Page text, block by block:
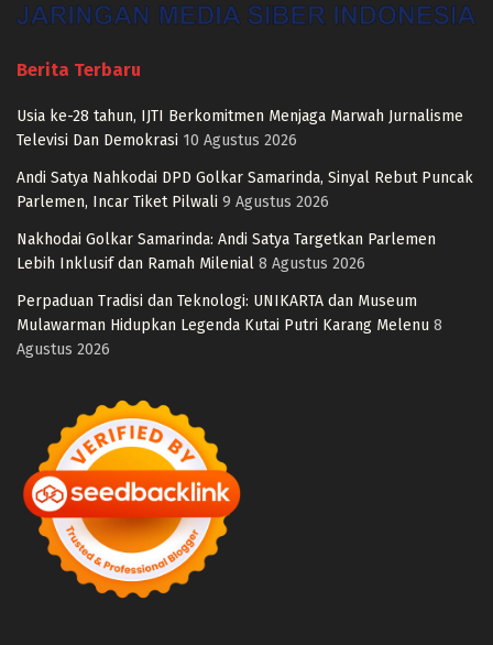
Berita Terbaru
Usia ke-28 tahun, IJTI Berkomitmen Menjaga Marwah Jurnalisme
Televisi Dan Demokrasi 10 Agustus 2026
Andi Satya Nahkodai DPD Golkar Samarinda, Sinyal Rebut Puncak
Parlemen, Incar Tiket Pilwali 9 Agustus 2026
Nakhodai Golkar Samarinda: Andi Satya Targetkan Parlemen
Lebih Inklusif dan Ramah Milenial 8 Agustus 2026
Perpaduan Tradisi dan Teknologi: UNIKARTA dan Museum
Mulawarman Hidupkan Legenda Kutai Putri Karang Melenu 8
Agustus 2026